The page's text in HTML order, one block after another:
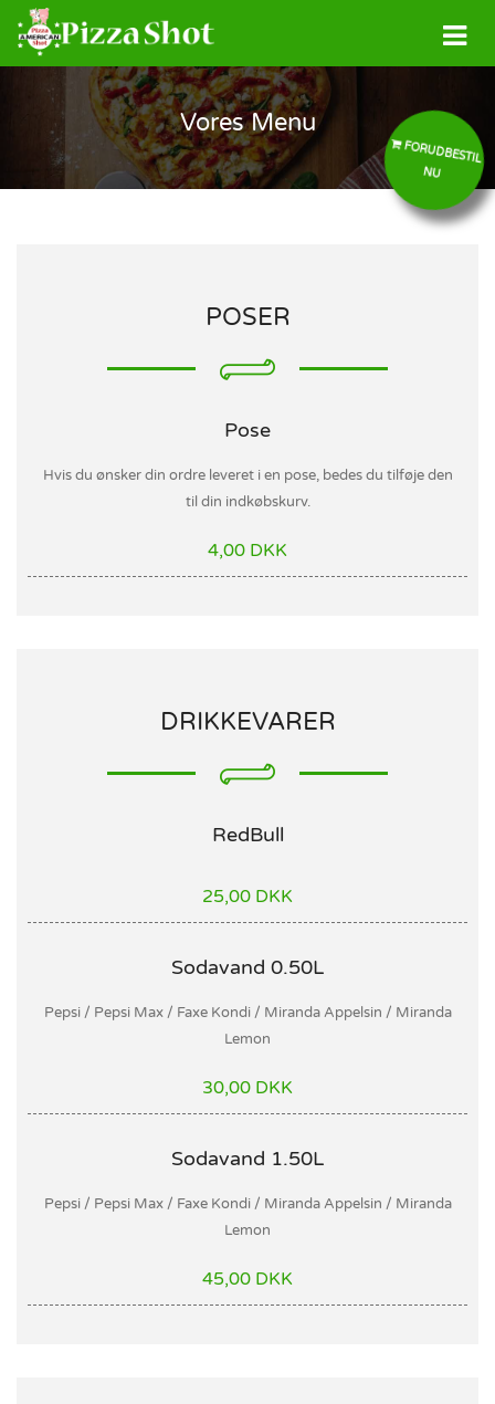
FORUDBESTIL
NU
Vores Menu
POSER
Pose
Hvis du ønsker din ordre leveret i en pose, bedes du tilføje den
til din indkøbskurv.
4,00 DKK
DRIKKEVARER
RedBull
25,00 DKK
Sodavand 0.50L
Pepsi / Pepsi Max / Faxe Kondi / Miranda Appelsin / Miranda
Lemon
30,00 DKK
Sodavand 1.50L
Pepsi / Pepsi Max / Faxe Kondi / Miranda Appelsin / Miranda
Lemon
45,00 DKK